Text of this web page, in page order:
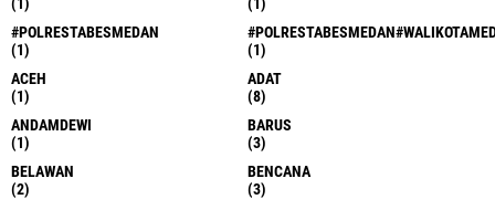
#POLRESTABESMEDAN
(1)
(1)
ACEH
(1)
ADAT
(8)
ANDAMDEWI
(1)
BARUS
(3)
BELAWAN
(2)
BENCANA
(3)